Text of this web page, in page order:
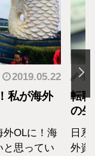
羽蘭
転職・社会人経
の生活設計はど
日系エアラインと
外資系のエアライ